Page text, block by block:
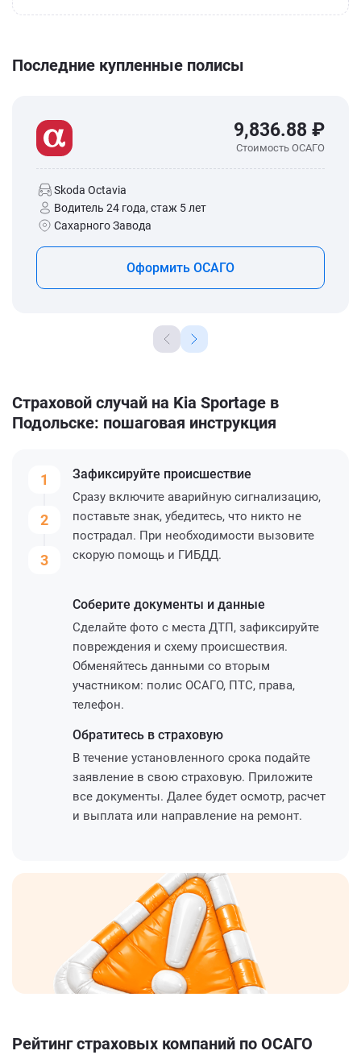
Последние купленные полисы
9,836.88 ₽
Стоимость ОСАГО
Skoda Octavia
Водитель 24 года, стаж 5 лет
Сахарного Завода
Оформить ОСАГО
Страховой случай на Kia Sportage в
Подольске: пошаговая инструкция
1
2
3
Зафиксируйте происшествие
Сразу включите аварийную сигнализацию,
поставьте знак, убедитесь, что никто не
пострадал. При необходимости вызовите
скорую помощь и ГИБДД.
Соберите документы и данные
Сделайте фото с места ДТП, зафиксируйте
повреждения и схему происшествия.
Обменяйтесь данными со вторым
участником: полис ОСАГО, ПТС, права,
телефон.
Обратитесь в страховую
В течение установленного срока подайте
заявление в свою страховую. Приложите
все документы. Далее будет осмотр, расчет
и выплата или направление на ремонт.
Рейтинг страховых компаний по ОСАГО